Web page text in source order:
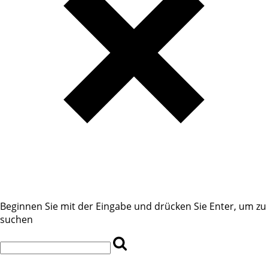
Beginnen Sie mit der Eingabe und drücken Sie Enter, um zu
suchen